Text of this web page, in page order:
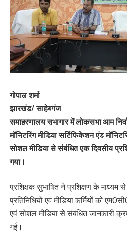
गोपाल शर्मा
झारखंड/ साहेबगंज
समाहरणालय सभागार में लोकसभा आम
मॉनिटरिंग मीडिया सर्टिफिकेशन एंड
सोशल मीडिया से संबंधित एक दिवसीय
गया।
प्रशिक्षक सुभाषित ने प्रशिक्षण के माध्यम
प्रतिनिधियों एवं मीडिया कर्मियों को
एवं सोशल मीडिया से संबंधित जानकारी
गई।